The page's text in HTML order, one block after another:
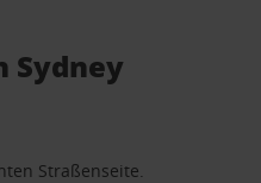
Sydney
Straßenseite.